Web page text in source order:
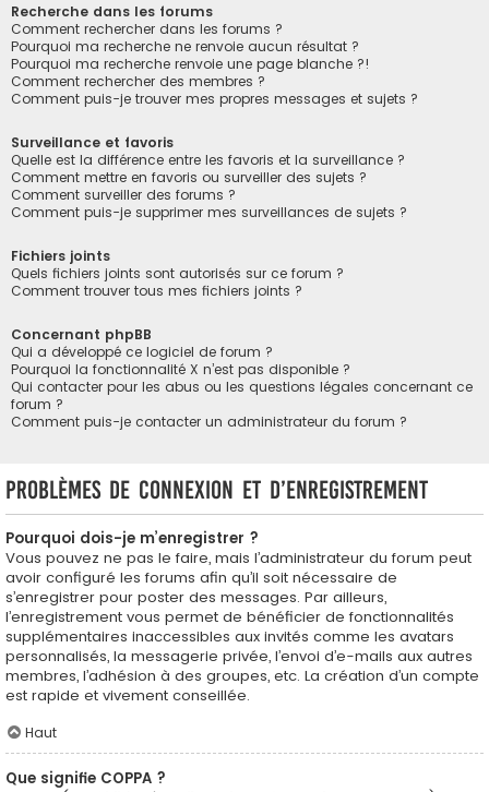
Recherche dans les forums
Comment rechercher dans les forums ?
Pourquoi ma recherche ne renvoie aucun résultat ?
Pourquoi ma recherche renvoie une page blanche ?!
Comment rechercher des membres ?
Comment puis-je trouver mes propres messages et sujets ?
Surveillance et favoris
Quelle est la différence entre les favoris et la surveillance ?
Comment mettre en favoris ou surveiller des sujets ?
Comment surveiller des forums ?
Comment puis-je supprimer mes surveillances de sujets ?
Fichiers joints
Quels fichiers joints sont autorisés sur ce forum ?
Comment trouver tous mes fichiers joints ?
Concernant phpBB
Qui a développé ce logiciel de forum ?
Pourquoi la fonctionnalité X n’est pas disponible ?
Qui contacter pour les abus ou les questions légales concernant ce
forum ?
Comment puis-je contacter un administrateur du forum ?
Problèmes de connexion et d’enregistrement
Pourquoi dois-je m’enregistrer ?
Vous pouvez ne pas le faire, mais l’administrateur du forum peut
avoir configuré les forums afin qu’il soit nécessaire de
s’enregistrer pour poster des messages. Par ailleurs,
l’enregistrement vous permet de bénéficier de fonctionnalités
supplémentaires inaccessibles aux invités comme les avatars
personnalisés, la messagerie privée, l’envoi d’e-mails aux autres
membres, l’adhésion à des groupes, etc. La création d’un compte
est rapide et vivement conseillée.
Haut
Que signifie COPPA ?